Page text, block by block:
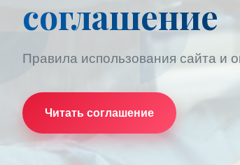
соглашение
Правила использования сайта и
Читать соглашение